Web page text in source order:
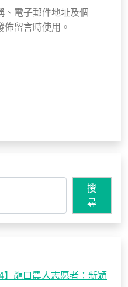
、電子郵件地址及個
留言時使用。
搜
尋
】龍口農人志愿者：新穎